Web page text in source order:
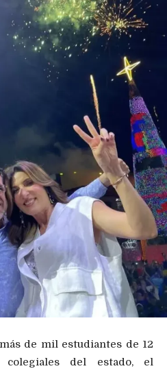
de mil estudiantes de 12
colegiales del estado, el